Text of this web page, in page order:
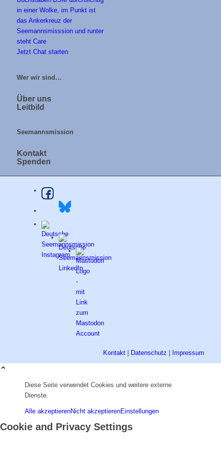
Jetzt Chat starten
Wer wir sind…
Über uns
Leitbild
Seemannsmission
Kontakt
Spenden
Kontakt Datenschutz Impressum
Diese Seite verwendet Cookies und weitere externe
Dienste.
Alle akzeptierenNicht akzeptierenEinstellungen
Cookie and Privacy Settings